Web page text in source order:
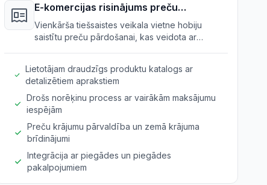
E-komercijas risinājums preču
pārdošanai
Vienkārša tiešsaistes veikala vietne hobiju
saistītu preču pārdošanai, kas veidota ar
Lietotājam draudzīgs produktu katalogs ar
detalizētiem aprakstiem
Drošs norēķinu process ar vairākām maksājumu
iespējām
Preču krājumu pārvaldība un zemā krājuma
brīdinājumi
Integrācija ar piegādes un piegādes
pakalpojumiem